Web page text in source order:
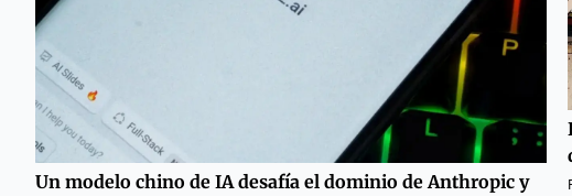
Un modelo chino de IA desafía el dominio de Anthropic y